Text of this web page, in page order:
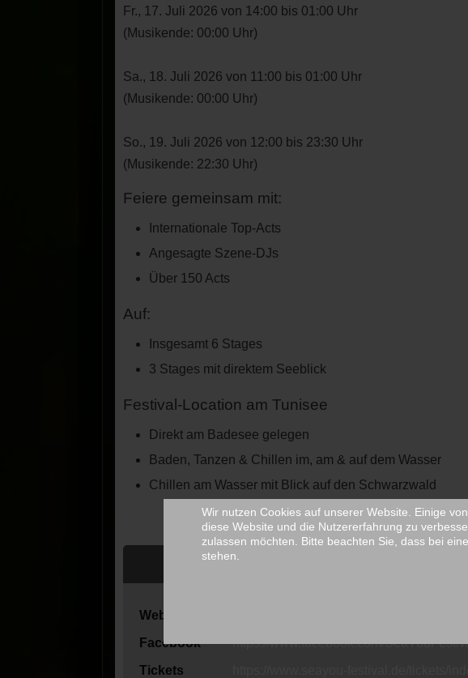
Fr., 17. Juli 2026 von 14:00 bis 01:00 Uhr
(Musikende: 00:00 Uhr)
Sa., 18. Juli 2026 von 11:00 bis 01:00 Uhr
(Musikende: 00:00 Uhr)
So., 19. Juli 2026 von 12:00 bis 23:30 Uhr
(Musikende: 22:30 Uhr)
Feiere gemeinsam mit:
Internationale Top‑Acts
Angesagte Szene‑DJs
Über 150 Acts
Auf:
Insgesamt 6 Stages
3 Stages mit direktem Seeblick
Festival-Location am Tunisee
Direkt am Badesee gelegen
Baden, Tanzen & Chillen im, am & auf dem Wasser
Chillen am Wasser mit Blick auf den Schwarzwald
Webseite
Facebook
https://www.facebook.com/
Tickets
Wir nutzen Cookies auf unserer Website. Einige
diese Website und die Nutzererfahrung zu
zulassen möchten. Bitte beachten Sie, dass bei
stehen.